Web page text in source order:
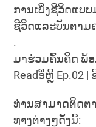
EMBED
ການເບິ່ງຊີວິດແບ
ຊີວິດແລະບັນຕາມ
.
ມາຮ່ວມຄົ້ນຄິດ ພ້
Readອີ່ຫຼີ Ep.02
ທ່ານສາມາດຕິດຕ
ທາງຕ່າງໆດັ່ງນີ້: